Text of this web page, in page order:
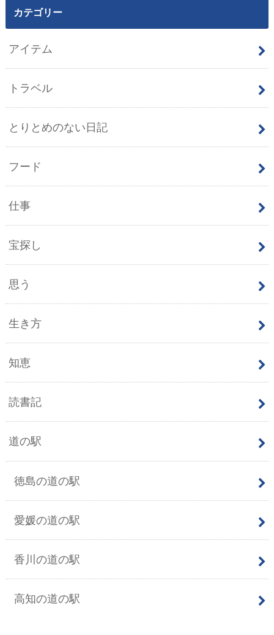
カテゴリー
アイテム
トラベル
とりとめのない日記
フード
仕事
宝探し
思う
生き方
知恵
読書記
道の駅
徳島の道の駅
愛媛の道の駅
香川の道の駅
高知の道の駅